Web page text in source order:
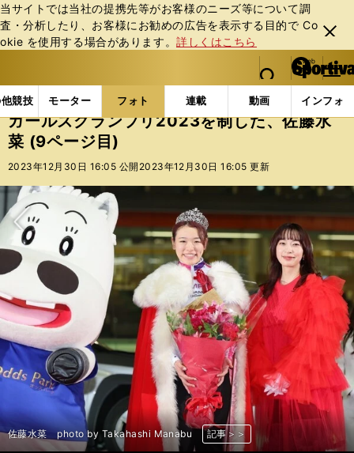
当サイトでは当社の提携先等がお客様のニーズ等について調
査・分析したり、お客様にお勧めの広告を表⽰する⽬的で Co
okie を使⽤する場合があります。詳しくはこちら
閉じ
る
web Sportiva (webスポルティーバ)
検索
マイペ
ー
ジ
メニュ
競技 モーター フォト 連載 動画 インフォ
b
ス
ポ
ル
ー
バ
フォトギャラリー コラムフォト ガールズグランプ
ガールズグランプリ2023を制した、佐藤水
菜 (9ページ目)
2023年12月30日 16:05 公開 2023年12月30日 16:05 更新
次へ
佐藤水菜 photo by Takahashi Manabu 記事＞＞
佐藤水菜 photo by Takahashi Manabu 記事＞＞
佐藤水菜 photo by Takahashi Manabu 記事＞＞
佐藤水菜 photo by Takahashi Manabu 記事＞＞
佐藤水菜 photo by Takahashi Manabu 記事＞＞
佐藤水菜 photo by Takahashi Manabu 記事＞＞
佐藤水菜 photo by Takahashi Manabu 記事＞＞
佐藤水菜 photo by Takahashi Manabu 記事＞＞
佐藤水菜 photo by Takahashi Manabu 記事＞＞
佐藤水菜 photo by Takahashi Manabu 記事＞＞
佐藤水菜 photo by Takahashi Manabu 記事＞＞
佐藤水菜 photo by Takahashi Manabu 記事＞＞
佐藤水菜 photo by Takahashi Manabu 記事＞＞
佐藤水菜 photo by Takahashi Manabu 記事＞＞
前へ